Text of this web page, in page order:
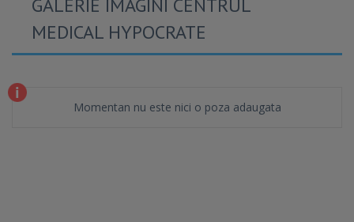
GALERIE IMAGINI CENTRUL
MEDICAL HYPOCRATE
Momentan nu este nici o poza adaugata